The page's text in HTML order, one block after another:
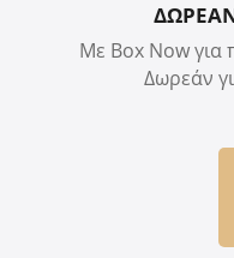
Με Box Now για
Δωρεάν